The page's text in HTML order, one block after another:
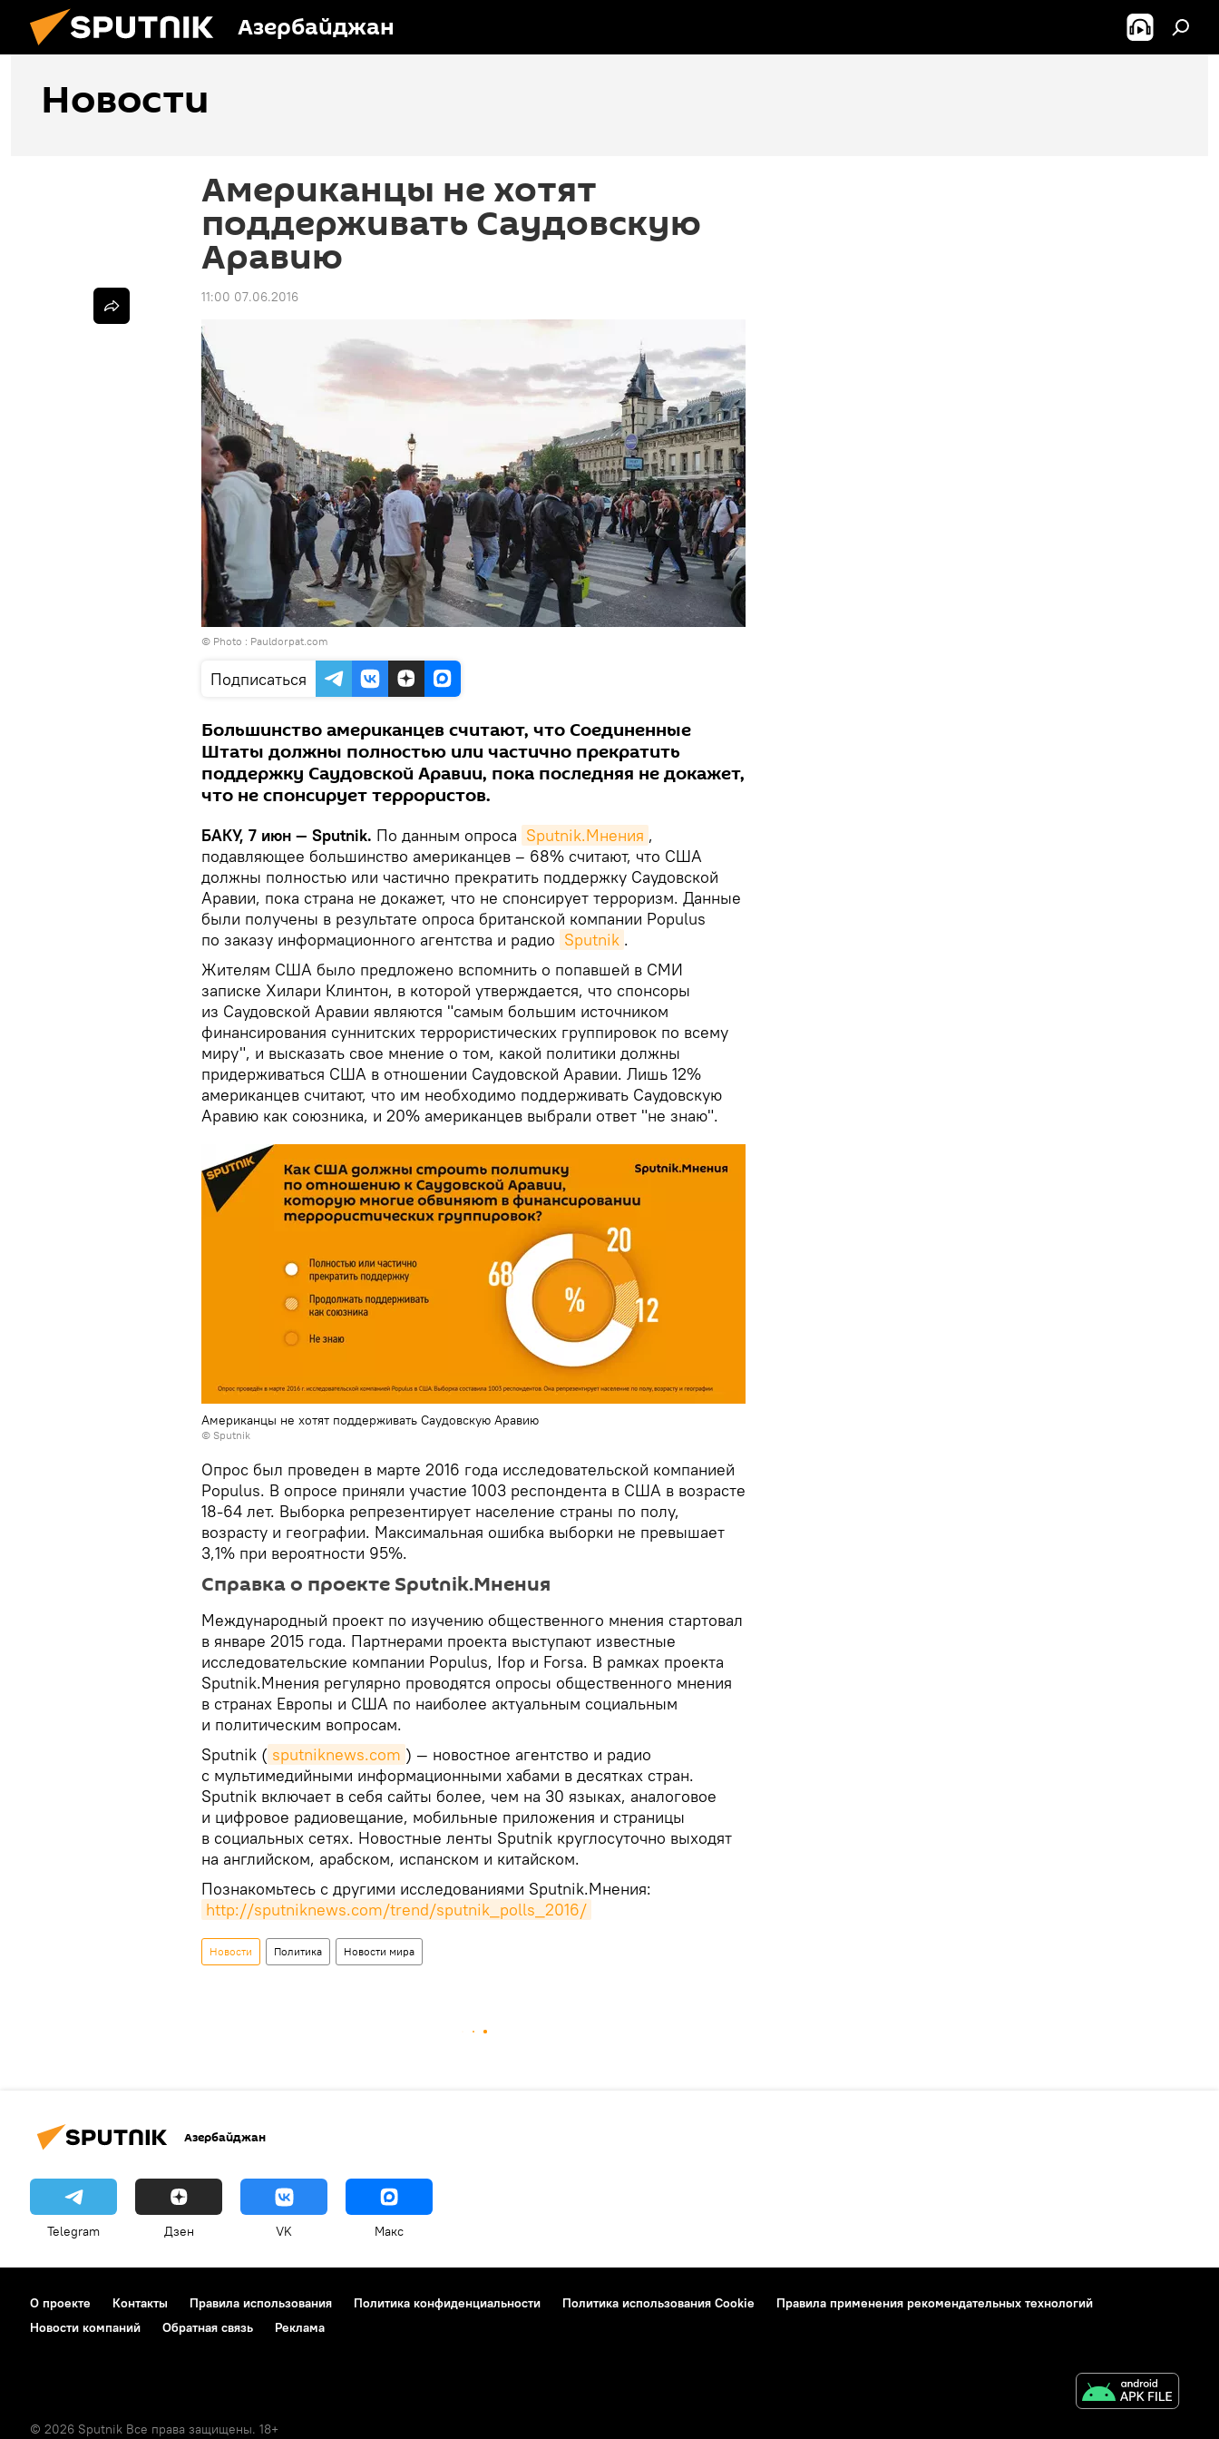
Азербайджан
Новости
Американцы не хотят
поддерживать Саудовскую
Аравию
11:00 07.06.2016
© Photo : Pauldorpat.com
Подписаться
Большинство американцев считают, что Соединенные
Штаты должны полностью или частично прекратить
поддержку Саудовской Аравии, пока последняя не докажет,
что не спонсирует террористов.
БАКУ, 7 июн — Sputnik. По данным опроса Sputnik.Мнения ,
подавляющее большинство американцев – 68% считают, что США
должны полностью или частично прекратить поддержку Саудовской
Аравии, пока страна не докажет, что не спонсирует терроризм. Данные
были получены в результате опроса британской компании Populus
по заказу информационного агентства и радио Sputnik .
Жителям США было предложено вспомнить о попавшей в СМИ
записке Хилари Клинтон, в которой утверждается, что спонсоры
из Саудовской Аравии являются "самым большим источником
финансирования суннитских террористических группировок по всему
миру", и высказать свое мнение о том, какой политики должны
придерживаться США в отношении Саудовской Аравии. Лишь 12%
американцев считают, что им необходимо поддерживать Саудовскую
Аравию как союзника, и 20% американцев выбрали ответ "не знаю".
Американцы не хотят поддерживать Саудовскую Аравию
© Sputnik
Опрос был проведен в марте 2016 года исследовательской компанией
Populus. В опросе приняли участие 1003 респондента в США в возрасте
18-64 лет. Выборка репрезентирует население страны по полу,
возрасту и географии. Максимальная ошибка выборки не превышает
3,1% при вероятности 95%.
Справка о проекте Sputnik.Мнения
Международный проект по изучению общественного мнения стартовал
в январе 2015 года. Партнерами проекта выступают известные
исследовательские компании Populus, Ifop и Forsa. В рамках проекта
Sputnik.Мнения регулярно проводятся опросы общественного мнения
в странах Европы и США по наиболее актуальным социальным
и политическим вопросам.
Sputnik ( sputniknews.com ) — новостное агентство и радио
с мультимедийными информационными хабами в десятках стран.
Sputnik включает в себя сайты более, чем на 30 языках, аналоговое
и цифровое радиовещание, мобильные приложения и страницы
в социальных сетях. Новостные ленты Sputnik круглосуточно выходят
на английском, арабском, испанском и китайском.
Познакомьтесь с другими исследованиями Sputnik.Мнения:
http://sputniknews.com/trend/sputnik_polls_2016/
Новости Политика Новости мира
Азербайджан
Telegram Дзен VK Макс
О проекте Контакты Правила использования Политика конфиденциальности Политика использования Cookie
Правила применения рекомендательных технологий
Новости компаний
Обратная связь Реклама
© 2026 Sputnik Все права защищены. 18+